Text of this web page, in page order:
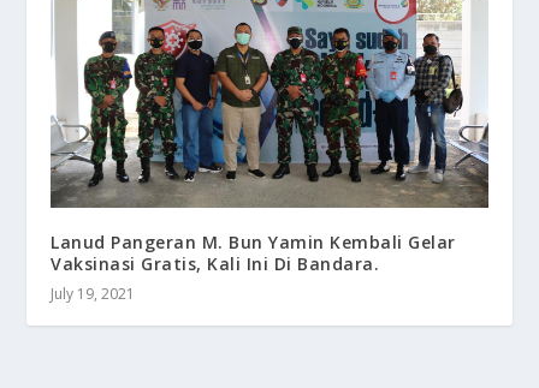
Lanud Pangeran M. Bun Yamin Kembali Gelar
Vaksinasi Gratis, Kali Ini Di Bandara.
July 19, 2021